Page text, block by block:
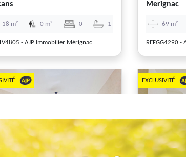
18 m² 0 m² 0 1
- AJP Immobilier Mérignac
Merignac
69 m²
REFGG4290 -
Next Previous
EXCLUSIVITÉ